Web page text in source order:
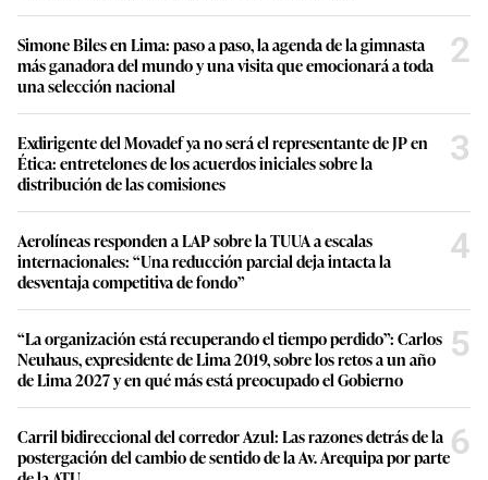
Simone Biles en Lima: paso a paso, la agenda de la gimnasta
más ganadora del mundo y una visita que emocionará a toda
una selección nacional
2
Exdirigente del Movadef ya no será el representante de JP en
Ética: entretelones de los acuerdos iniciales sobre la
distribución de las comisiones
3
Aerolíneas responden a LAP sobre la TUUA a escalas
internacionales: “Una reducción parcial deja intacta la
desventaja competitiva de fondo”
4
“La organización está recuperando el tiempo perdido”: Carlos
Neuhaus, expresidente de Lima 2019, sobre los retos a un año
de Lima 2027 y en qué más está preocupado el Gobierno
5
Carril bidireccional del corredor Azul: Las razones detrás de la
postergación del cambio de sentido de la Av. Arequipa por parte6